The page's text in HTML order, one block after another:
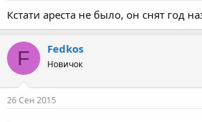
Кстати ареста не было, он снят год
F Fedkos
Новичок
26 Сен 2015